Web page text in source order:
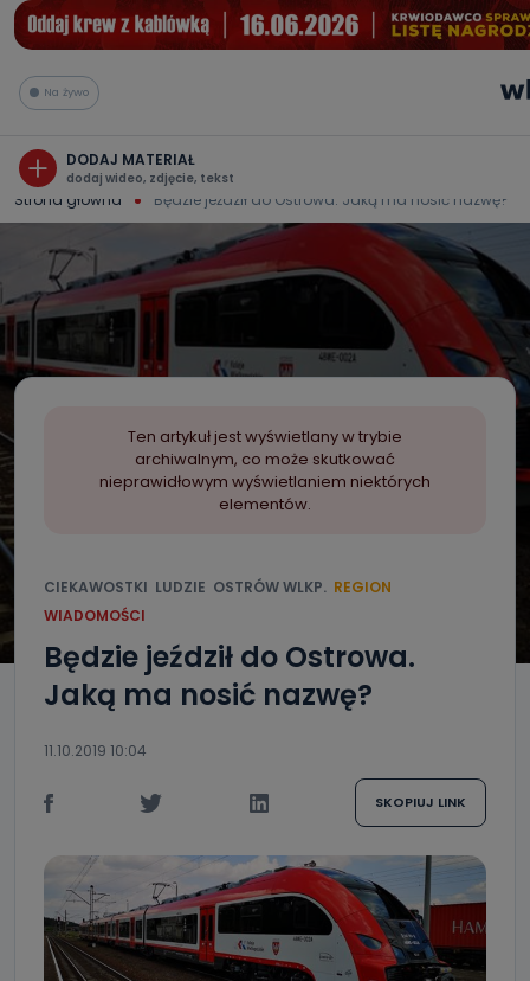
Na żywo
DODAJ MATERIAŁ
dodaj wideo, zdjęcie, tekst
Strona główna Będzie jeździł do Ostrowa. Jaką ma nosić nazwę?
Ten artykuł jest wyświetlany w trybie
archiwalnym, co może skutkować
nieprawidłowym wyświetlaniem niektórych
elementów.
CIEKAWOSTKI LUDZIE OSTRÓW WLKP. REGION
WIADOMOŚCI
Będzie jeździł do Ostrowa.
Jaką ma nosić nazwę?
11.10.2019 10:04
SKOPIUJ LINK